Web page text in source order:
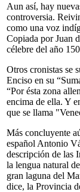
Aun así, hay
controversia.
como una voz
Copiada por Juan
célebre del año
Otros cronistas se
Enciso en su
“Por ésta zona
encima de ella. Y
que se llama
Más concluyente
español Antonio
descripción de las
la lengua natural
gran laguna del
dice, la Provincia